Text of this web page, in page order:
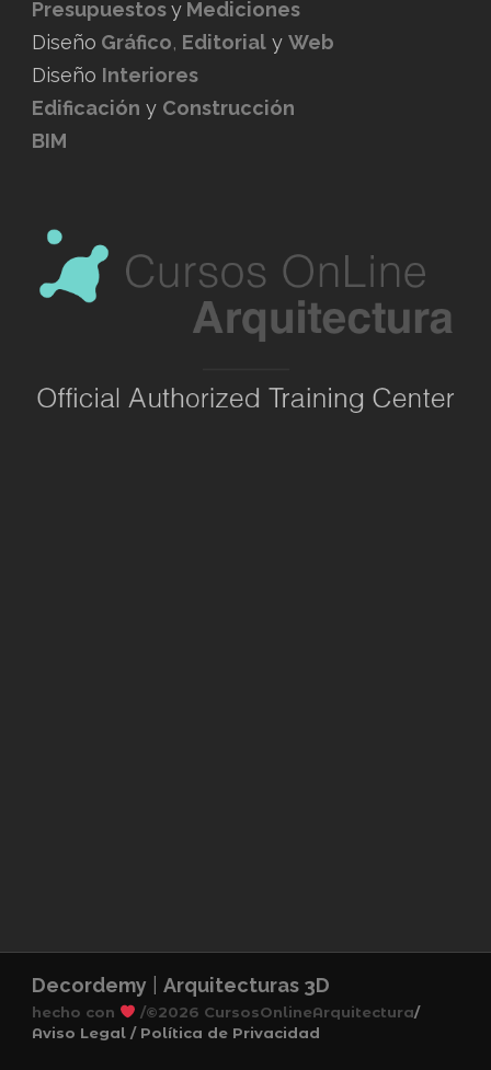
Presupuestosy Mediciones
Diseño Gráfico, Editorial y Web
Diseño Interiores
Edificación y Construcción
BIM
Decordemy Arquitecturas 3D
hecho con /©2026 CursosOnlineArquitectura/
Aviso Legal / Política de Privacidad